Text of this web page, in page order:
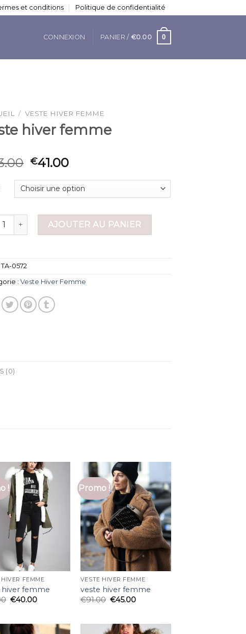
et conditions Politique de confidentialité
CONNEXION PANIER / €0.00 0
/ VESTE HIVER FEMME
hiver femme
€41.00
de veste hiver femme
AJOUTER AU PANIER
TA-0572
:Veste Hiver Femme
(0)
!
HIVER FEMME
hiver femme
€40.00
Promo !
VESTE HIVER FEMME
veste hiver femme
€91.00 €45.00